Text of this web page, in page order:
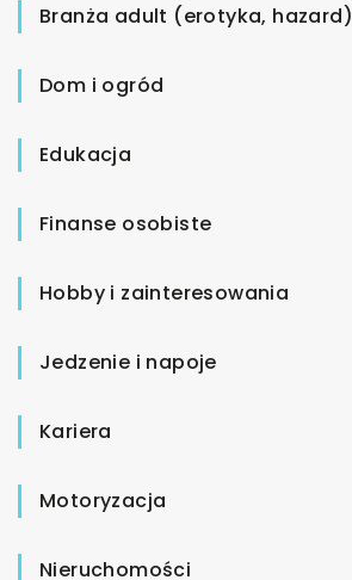
Branża adult (erotyka, hazard)
Dom i ogród
Edukacja
Finanse osobiste
Hobby i zainteresowania
Jedzenie i napoje
Kariera
Motoryzacja
Nieruchomości